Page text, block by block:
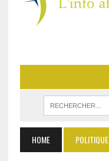
HOME POLITIQUE